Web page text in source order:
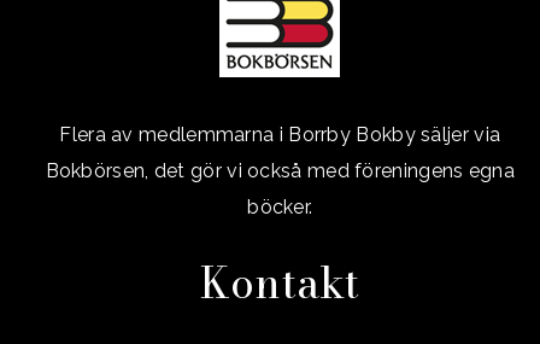
Flera av medlemmarna i Borrby Bokby säljer via
Bokbörsen, det gör vi också med föreningens egna
böcker.
Kontakt